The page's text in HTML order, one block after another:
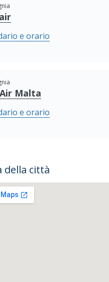
e orario
Malta
e orario
della città